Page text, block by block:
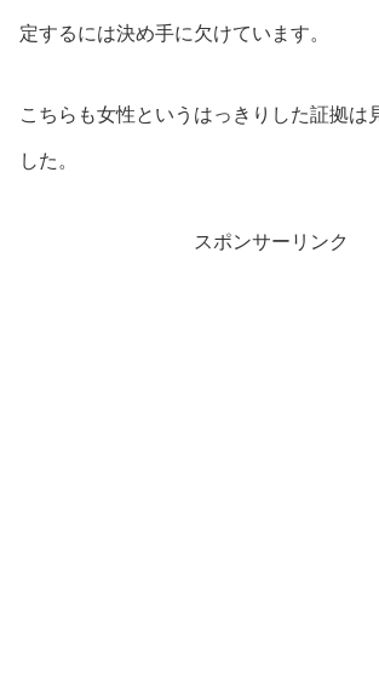
定するには決め手に欠けています。
こちらも女性というはっきりした証拠は
した。
スポンサーリンク